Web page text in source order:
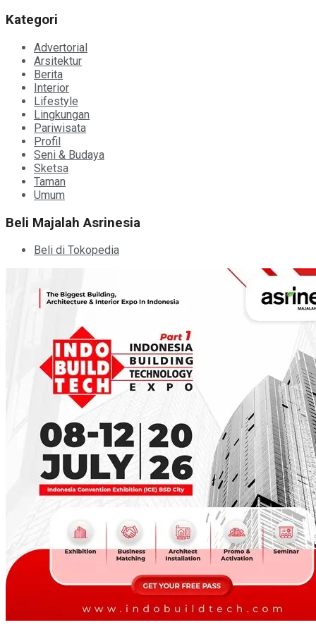
Kategori
Advertorial
Arsitektur
Berita
Interior
Lifestyle
Lingkungan
Pariwisata
Profil
Seni & Budaya
Sketsa
Taman
Umum
Beli Majalah Asrinesia
Beli di Tokopedia